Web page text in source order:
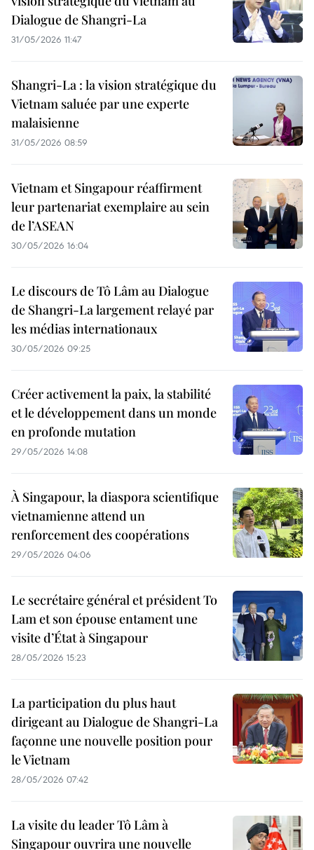
Dialogue de Shangri-La
31/05/2026 11:47
Shangri-La : la vision stratégique du
Vietnam saluée par une experte
malaisienne
31/05/2026 08:59
Vietnam et Singapour réaffirment
leur partenariat exemplaire au sein
de l’ASEAN
30/05/2026 16:04
Le discours de Tô Lâm au Dialogue
de Shangri-La largement relayé par
les médias internationaux
30/05/2026 09:25
Créer activement la paix, la stabilité
et le développement dans un monde
en profonde mutation
29/05/2026 14:08
À Singapour, la diaspora scientifique
vietnamienne attend un
renforcement des coopérations
29/05/2026 04:06
Le secrétaire général et président To
Lam et son épouse entament une
visite d’État à Singapour
28/05/2026 15:23
La participation du plus haut
dirigeant au Dialogue de Shangri-La
façonne une nouvelle position pour
le Vietnam
28/05/2026 07:42
La visite du leader Tô Lâm à
Singapour ouvrira une nouvelle